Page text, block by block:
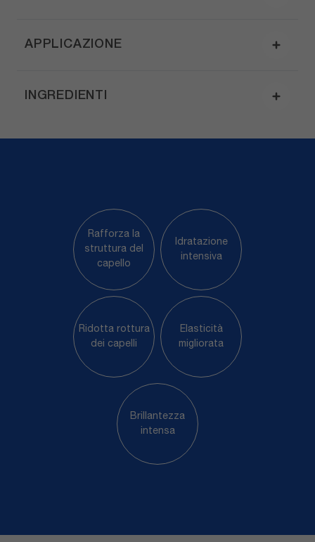
APPLICAZIONE
INGREDIENTI
Rafforza la
struttura del
capello
Idratazione
intensiva
Ridotta rottura
dei capelli
Elasticità
migliorata
Brillantezza
intensa